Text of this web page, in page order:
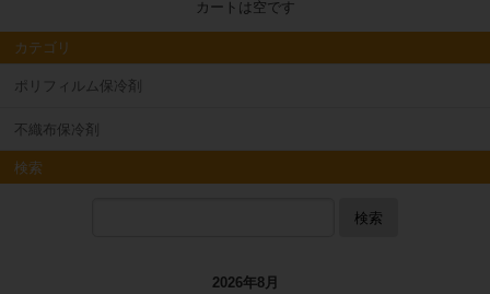
カートは空です
カテゴリ
ポリフィルム保冷剤
不織布保冷剤
検索
検索
2026年8月